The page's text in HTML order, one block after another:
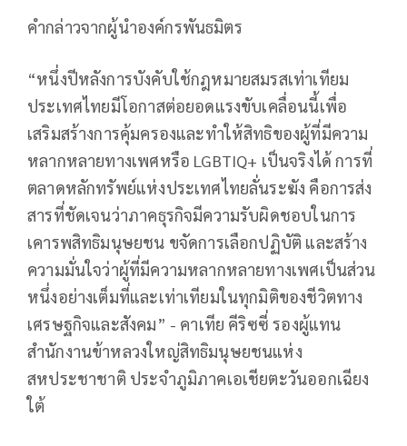
คำกล่าวจากผู้นำองค์กรพันธมิตร
“หนึ่งปีหลังการบังคับใช้กฎหมายสมรสเท่าเทียม
ประเทศไทยมีโอกาสต่อยอดแรงขับเคลื่อนนี้เพื่อ
เสริมสร้างการคุ้มครองและทำให้สิทธิของผู้ที่มีความ
หลากหลายทางเพศหรือ LGBTIQ+ เป็นจริงได้ การที่
ตลาดหลักทรัพย์แห่งประเทศไทยลั่นระฆัง คือการส่ง
สารที่ชัดเจนว่าภาคธุรกิจมีความรับผิดชอบในการ
เคารพสิทธิมนุษยชน ขจัดการเลือกปฏิบัติ และสร้าง
ความมั่นใจว่าผู้ที่มีความหลากหลายทางเพศเป็นส่วน
หนึ่งอย่างเต็มที่และเท่าเทียมในทุกมิติของชีวิตทาง
เศรษฐกิจและสังคม” - คาเทีย คีริซซี่ รองผู้แทน
สำนักงานข้าหลวงใหญ่สิทธิมนุษยชนแห่ง
สหประชาชาติ ประจำภูมิภาคเอเชียตะวันออกเฉียง
ใต้